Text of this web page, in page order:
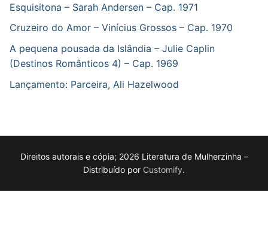
Esquisitona – Sarah Andersen – Cap. 1971
Cruzeiro do Amor – Vinícius Grossos – Cap. 1970
A pequena pousada da Islândia – Julie Caplin
(Destinos Românticos 4) – Cap. 1969
Lançamento: Parceira, Ali Hazelwood
Direitos autorais e cópia; 2026 Literatura de Mulherzinha –
Distribuído por Customify.